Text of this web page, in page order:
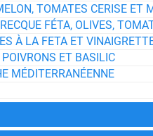
TOMATES CERISE ET
FÉTA, OLIVES,
À LA FETA ET
ET BASILIC
MÉDITERRANÉENNE